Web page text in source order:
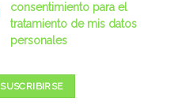
consentimiento para el
tratamiento de mis datos
personales
SUSCRIBIRSE